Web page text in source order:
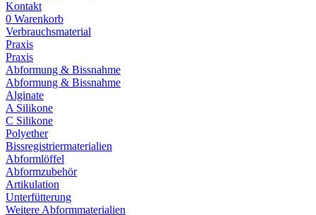
Kontakt
0 Warenkorb
Verbrauchsmaterial
Praxis
Praxis
Abformung & Bissnahme
Abformung & Bissnahme
Alginate
A Silikone
C Silikone
Polyether
Bissregistriermaterialien
Abformlöffel
Abformzubehör
Artikulation
Unterfütterung
Weitere Abformmaterialien